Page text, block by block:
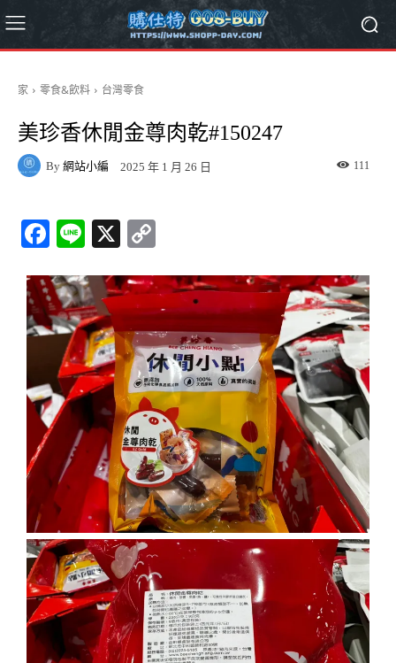
家 零食&飲料 台灣零食
美珍香休閒金尊肉乾#150247
By 網站小編 2025 年 1 月 26 日 111
Fa
bo
ok
Li
X
y
Li
nk